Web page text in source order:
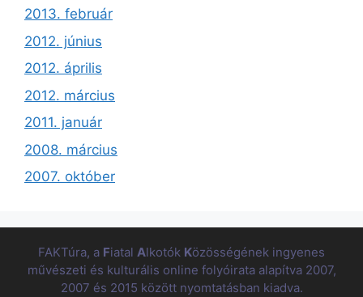
2013. február
2012. június
2012. április
2012. március
2011. január
2008. március
2007. október
FAKTúra, a Fiatal Alkotók Közösségének ingyenes
művészeti és kulturális online folyóirata alapítva 2007,
2007 és 2015 között nyomtatásban kiadva.